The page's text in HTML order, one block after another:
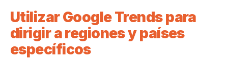
Utilizar Google Trends para
dirigir a regiones y países
específicos